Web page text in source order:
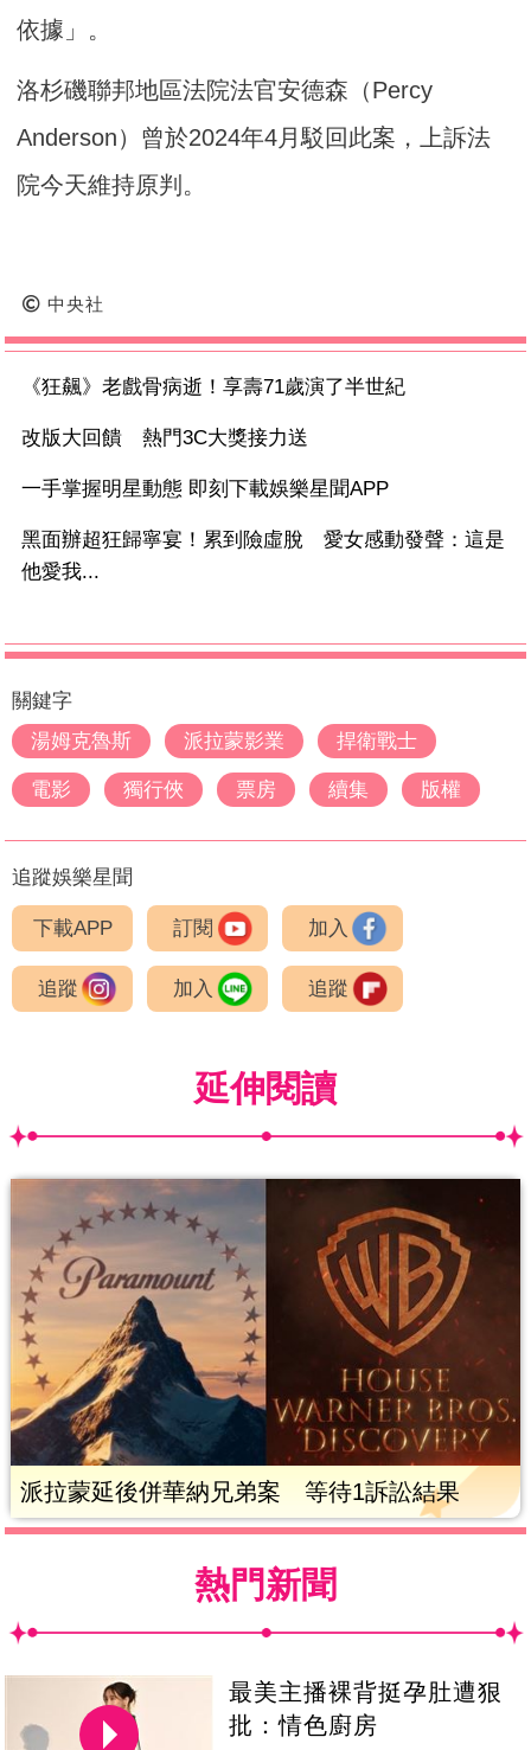
依據」。
洛杉磯聯邦地區法院法官安德森（Percy
Anderson）曾於2024年4月駁回此案，上訴法
院今天維持原判。
中央社
《狂飆》老戲骨病逝！享壽71歲演了半世紀
改版大回饋 熱門3C大獎接力送
一手掌握明星動態 即刻下載娛樂星聞APP
黑面辦超狂歸寧宴！累到險虛脫 愛女感動發聲：這是
他愛我...
關鍵字
湯姆克魯斯
派拉蒙影業 捍衛戰士
電影 獨行俠 票房 續集 版權
追蹤娛樂星聞
下載APP 訂閱 加入
追蹤 加入 追蹤
延伸閱讀
派拉蒙延後併華納兄弟案 等待1訴訟結果
熱門新聞
最美主播裸背挺孕肚遭狠
批：情色廚房